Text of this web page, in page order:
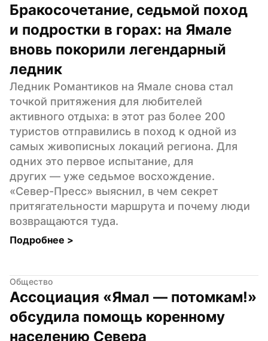
Бракосочетание, седьмой поход
и подростки в горах: на Ямале
вновь покорили легендарный
ледник
Ледник Романтиков на Ямале снова стал
точкой притяжения для любителей
активного отдыха: в этот раз более 200
туристов отправились в поход к одной из
самых живописных локаций региона. Для
одних это первое испытание, для
других — уже седьмое восхождение.
«Север-Пресс» выяснил, в чем секрет
притягательности маршрута и почему люди
возвращаются туда.
Подробнее >
Общество
Ассоциация «Ямал — потомкам!»
обсудила помощь коренному
населению Севера